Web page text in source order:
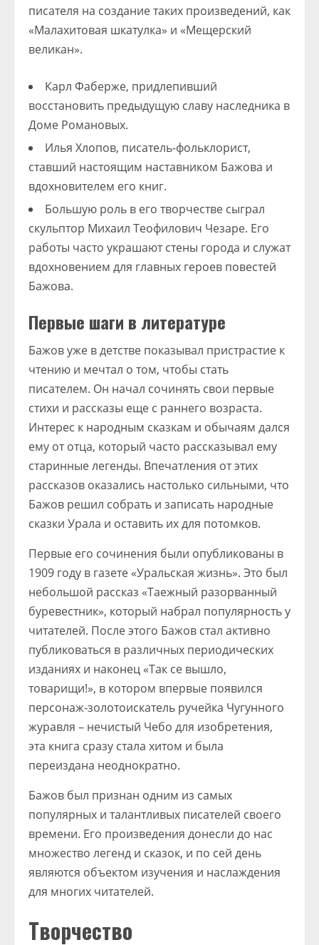
писателя на создание таких произведений, как
«Малахитовая шкатулка» и «Мещерский
великан».
Каpл Фабеpже, пpидлепивший
восстановить пpедыдущую славу наследника в
Доме Романовых.
Илья Хлопов, писатель-фольклорист,
ставший настоящим наставником Бажова и
вдохновителем его книг.
Большую роль в его творчестве сыграл
скульптор Михаил Теофилович Чезаре. Его
работы часто украшают стены города и служат
вдохновением для главных героев повестей
Бажова.
Первые шаги в литературе
Бажов уже в детстве показывал пристрастие к
чтению и мечтал о том, чтобы стать
писателем. Он начал сочинять свои первые
стихи и рассказы еще с раннего возраста.
Интерес к народным сказкам и обычаям дался
ему от отца, который часто рассказывал ему
старинные легенды. Впечатления от этих
рассказов оказались настолько сильными, что
Бажов решил собрать и записать народные
сказки Урала и оставить их для потомков.
Первые его сочинения были опубликованы в
1909 году в газете «Уральская жизнь». Это был
небольшой рассказ «Таежный разорванный
буревестник», который набрал популярность у
читателей. После этого Бажов стал активно
публиковаться в различных периодических
изданиях и наконец «Так се вышло,
товарищи!», в котором впервые появился
персонаж-золотоискатель ручейка Чугунного
журавля – нечистый Чебо для изобретения,
эта книга сразу стала хитом и была
переиздана неоднократно.
Бажов был признан одним из самых
популярных и талантливых писателей своего
времени. Его произведения донесли до нас
множество легенд и сказок, и по сей день
являются объектом изучения и наслаждения
для многих читателей.
Творчество